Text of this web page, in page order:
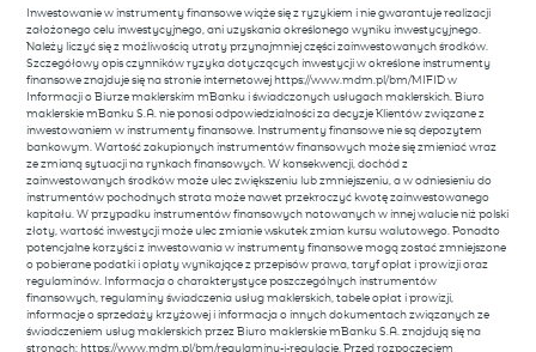
Inwestowanie w instrumenty finansowe wiąże się z ryzykiem i nie gwarantuje realizacji
założonego celu inwestycyjnego, ani uzyskania określonego wyniku inwestycyjnego.
Należy liczyć się z możliwością utraty przynajmniej części zainwestowanych środków.
Szczegółowy opis czynników ryzyka dotyczących inwestycji w określone instrumenty
finansowe znajduje się na stronie internetowej https://www.mdm.pl/bm/MIFID w
Informacji o Biurze maklerskim mBanku i świadczonych usługach maklerskich. Biuro
maklerskie mBanku S.A. nie ponosi odpowiedzialności za decyzje Klientów związane z
inwestowaniem w instrumenty finansowe. Instrumenty finansowe nie są depozytem
bankowym. Wartość zakupionych instrumentów finansowych może się zmieniać wraz
ze zmianą sytuacji na rynkach finansowych. W konsekwencji, dochód z
zainwestowanych środków może ulec zwiększeniu lub zmniejszeniu, a w odniesieniu do
instrumentów pochodnych strata może nawet przekroczyć kwotę zainwestowanego
kapitału. W przypadku instrumentów finansowych notowanych w innej walucie niż polski
złoty, wartość inwestycji może ulec zmianie wskutek zmian kursu walutowego. Ponadto
potencjalne korzyści z inwestowania w instrumenty finansowe mogą zostać zmniejszone
o pobierane podatki i opłaty wynikające z przepisów prawa, taryf opłat i prowizji oraz
regulaminów. Informacja o charakterystyce poszczególnych instrumentów
finansowych, regulaminy świadczenia usług maklerskich, tabele opłat i prowizji,
informacje o sprzedaży krzyżowej i informacja o innych dokumentach związanych ze
świadczeniem usług maklerskich przez Biuro maklerskie mBanku S.A. znajdują się na
stronach: https://www.mdm.pl/bm/regulaminy-i-regulacje. Przed rozpoczęciem